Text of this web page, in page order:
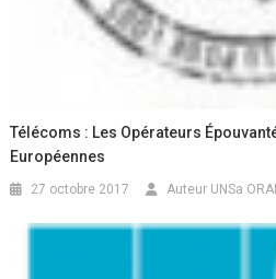
Télécoms : Les Opérateurs
Européennes
27 octobre 2017 Auteur UNSa